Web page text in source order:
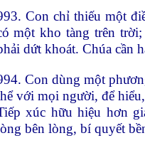
Con chỉ thiếu một
một kho tàng trên
dứt khoát. Chúa cần
Con dùng một
với mọi người, để
xúc hữu hiệu hơn
bên lòng, bí quyết